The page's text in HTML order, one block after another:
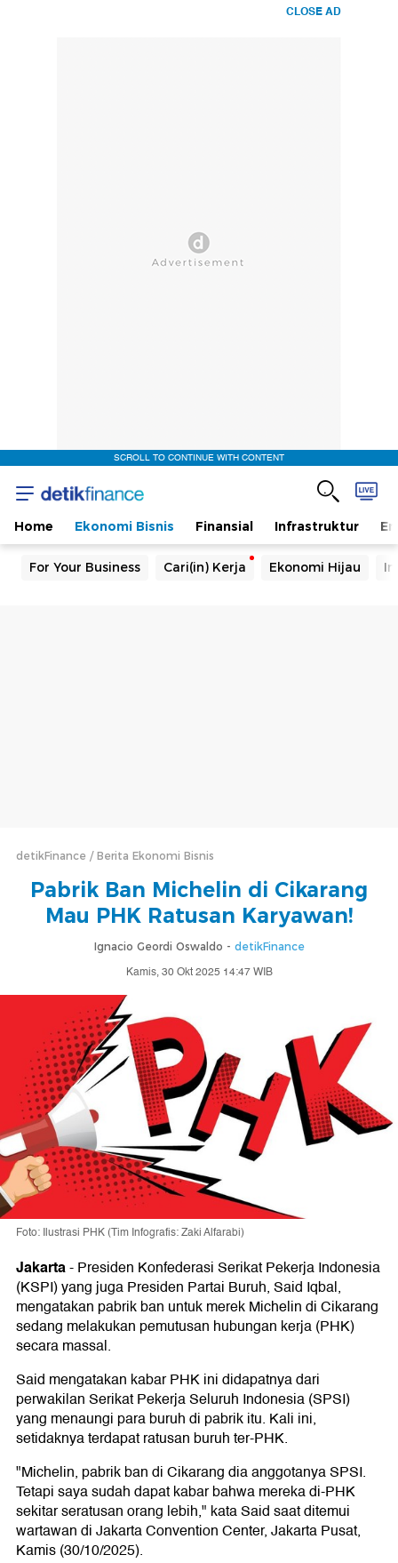
CLOSE AD
SCROLL TO CONTINUE WITH CONTENT
Home Ekonomi Bisnis Finansial Infrastruktur
For Your Business Cari(in) Kerja Ekonomi Hijau
detikFinance Berita Ekonomi Bisnis
Pabrik Ban Michelin di Cikarang
Mau PHK Ratusan Karyawan!
Ignacio Geordi Oswaldo - detikFinance
Kamis, 30 Okt 2025 14:47 WIB
Foto: Ilustrasi PHK (Tim Infografis: Zaki Alfarabi)
Jakarta-Presiden Konfederasi Serikat Pekerja Indonesia
(KSPI) yang juga Presiden Partai Buruh, Said Iqbal,
mengatakan pabrik ban untuk merek Michelin di Cikarang
sedang melakukan pemutusan hubungan kerja (PHK)
secara massal.
Said mengatakan kabar PHK ini didapatnya dari
perwakilan Serikat Pekerja Seluruh Indonesia (SPSI)
yang menaungi para buruh di pabrik itu. Kali ini,
setidaknya terdapat ratusan buruh ter-PHK.
"Michelin, pabrik ban di Cikarang dia anggotanya SPSI.
Tetapi saya sudah dapat kabar bahwa mereka di-PHK
sekitar seratusan orang lebih," kata Said saat ditemui
wartawan di Jakarta Convention Center, Jakarta Pusat,
Kamis (30/10/2025).